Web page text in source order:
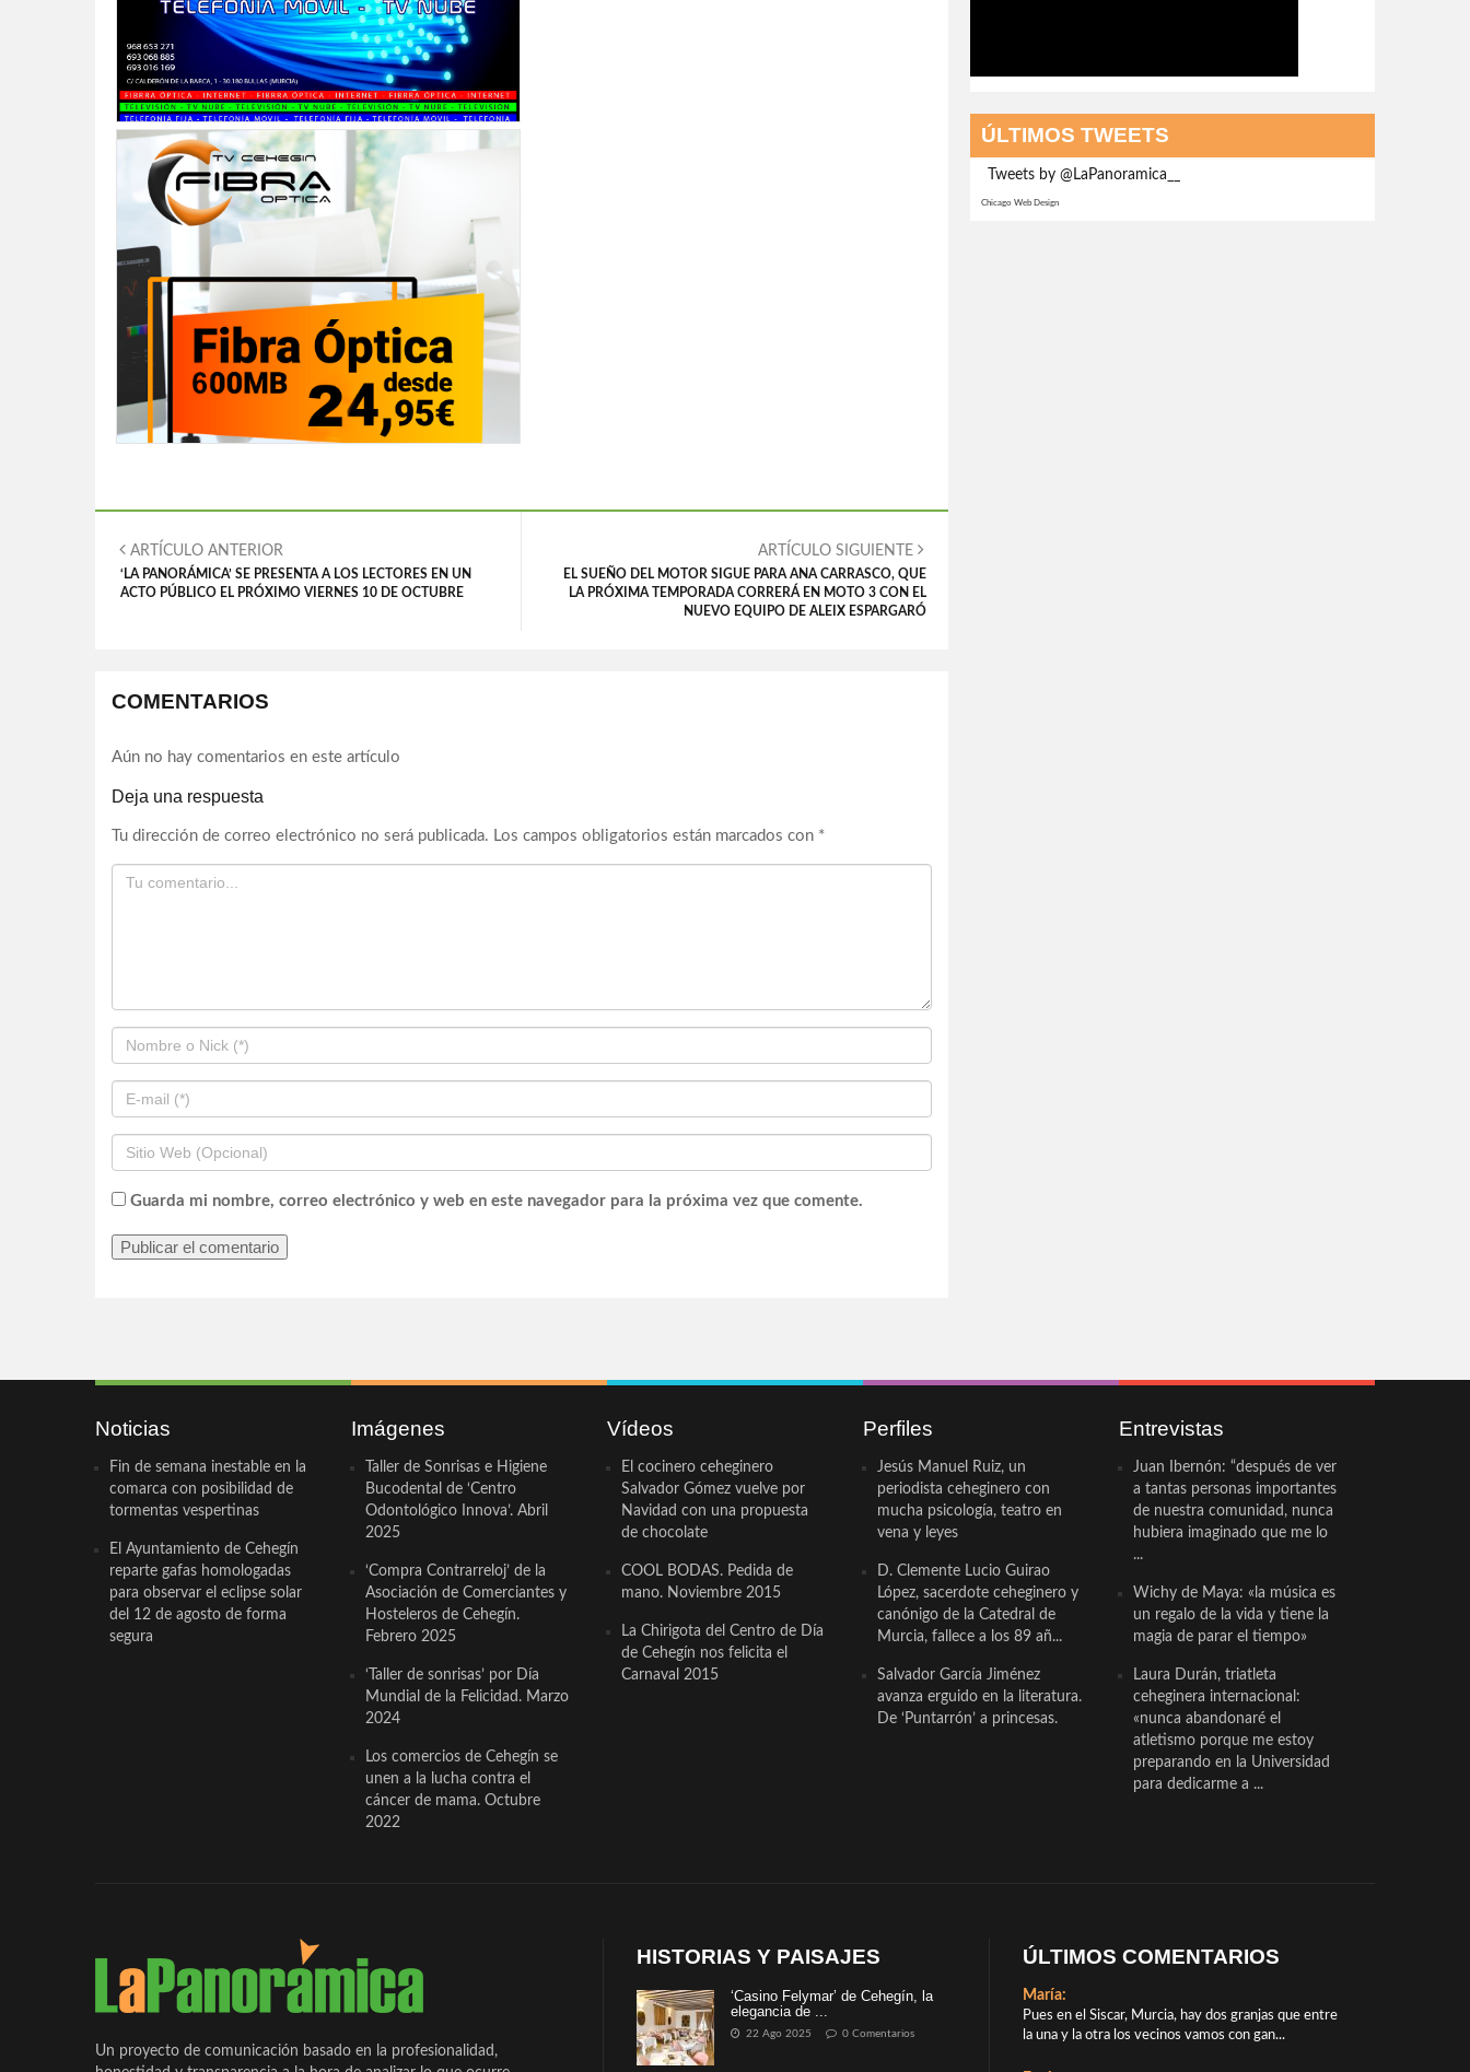
ARTÍCULO ANTERIOR
‘LA PANORÁMICA’ SE PRESENTA A LOS LECTORES EN UN
ACTO PÚBLICO EL PRÓXIMO VIERNES 10 DE OCTUBRE
ARTÍCULO SIGUIENTE
EL SUEÑO DEL MOTOR SIGUE PARA ANA CARRASCO, QUE
LA PRÓXIMA TEMPORADA CORRERÁ EN MOTO 3 CON EL
NUEVO EQUIPO DE ALEIX ESPARGARÓ
COMENTARIOS
Aún no hay comentarios en este artículo
Deja una respuesta
Tu dirección de correo electrónico no será publicada. Los campos obligatorios están marcados con *
Guarda mi nombre, correo electrónico y web en este navegador para la próxima vez que comente.
ÚLTIMOS TWEETS
Tweets by @LaPanoramica__
Chicago Web Design
Noticias
Fin de semana inestable en la
comarca con posibilidad de
tormentas vespertinas
El Ayuntamiento de Cehegín
reparte gafas homologadas
para observar el eclipse solar
del 12 de agosto de forma
segura
Imágenes
Taller de Sonrisas e Higiene
Bucodental de ‘Centro
Odontológico Innova’. Abril
2025
‘Compra Contrarreloj’ de la
Asociación de Comerciantes y
Hosteleros de Cehegín.
Febrero 2025
‘Taller de sonrisas’ por Día
Mundial de la Felicidad. Marzo
2024
Los comercios de Cehegín se
unen a la lucha contra el
cáncer de mama. Octubre
2022
Vídeos
El cocinero ceheginero
Salvador Gómez vuelve por
Navidad con una propuesta
de chocolate
COOL BODAS. Pedida de
mano. Noviembre 2015
La Chirigota del Centro de Día
de Cehegín nos felicita el
Carnaval 2015
Perfiles
Jesús Manuel Ruiz, un
periodista ceheginero con
mucha psicología, teatro en
vena y leyes
D. Clemente Lucio Guirao
López, sacerdote ceheginero y
canónigo de la Catedral de
Murcia, fallece a los 89 añ...
Salvador García Jiménez
avanza erguido en la literatura.
De ‘Puntarrón’ a princesas.
Entrevistas
Juan Ibernón: “después de ver
a tantas personas importantes
de nuestra comunidad, nunca
hubiera imaginado que me lo
...
Wichy de Maya: «la música es
un regalo de la vida y tiene la
magia de parar el tiempo»
Laura Durán, triatleta
ceheginera internacional:
«nunca abandonaré el
atletismo porque me estoy
preparando en la Universidad
para dedicarme a ...
Un proyecto de comunicación basado en la profesionalidad,
HISTORIAS Y PAISAJES
‘Casino Felymar’ de Cehegín, la
elegancia de ...
22 Ago 2025 0 Comentarios
ÚLTIMOS COMENTARIOS
María:
Pues en el Siscar, Murcia, hay dos granjas que entre
la una y la otra los vecinos vamos con gan...